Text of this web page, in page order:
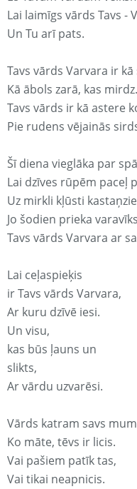
Lai laimīgs vārds Tavs -
Un Tu arī pats.
Tavs vārds Varvara ir
Kā ābols zarā, kas mirdz.
Tavs vārds ir kā astere
Pie rudens vējainās
Šī diena vieglāka par
Lai dzīves rūpēm paceļ
Uz mirkli kļūsti
Jo šodien prieka
Tavs vārds Varvara ar
Lai ceļaspieķis
ir Tavs vārds Varvara,
Ar kuru dzīvē iesi.
Un visu,
kas būs ļauns un
slikts,
Ar vārdu uzvarēsi.
Vārds katram savs
Ko māte, tēvs ir licis.
Vai pašiem patīk tas,
Vai tikai neapnicis.